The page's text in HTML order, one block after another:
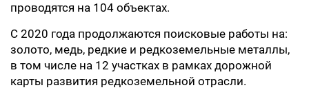
проводятся на 104 объектах.
С 2020 года продолжаются поисковые работы на:
золото, медь, редкие и редкоземельные металлы,
в том числе на 12 участках в рамках дорожной
карты развития редкоземельной отрасли.